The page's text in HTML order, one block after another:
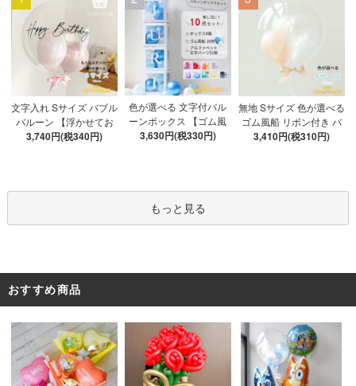
文字入れ Sサイズ バブル
バルーン 【浮かせてお
届け】 バルーン
3,740円(税340円)
色が選べる 文字付バル
ーンボックス 【ゴム風
船&文字パーツ付き】 DI
ツ52枚 推し活
3,630円(税330円)
無地 Sサイズ 色が選べる
ゴム風船 リボン付き バ
ブルバルーン 【浮かせ
3,410円(税310円)
もっと見る
おすすめ商品